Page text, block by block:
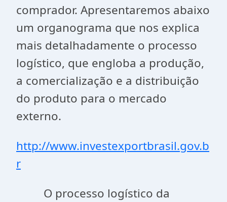
comprador. Apresentaremos abaixo
um organograma que nos explica
mais detalhadamente o processo
logístico, que engloba a produção,
a comercialização e a distribuição
do produto para o mercado
externo.
http://www.investexportbrasil.gov.b
r
O processo logístico da